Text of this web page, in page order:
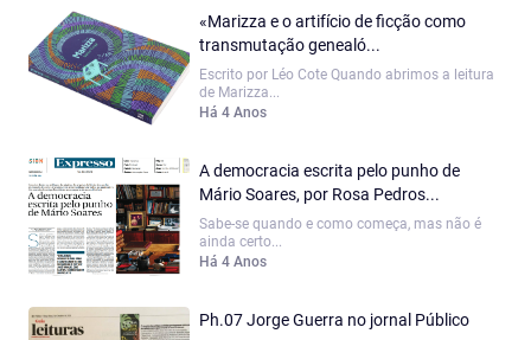
«Marizza e o artifício de ficção como
transmutação genealó...
Escrito por Léo Cote Quando abrimos a leitura
de Marizza...
Há 4 Anos
A democracia escrita pelo punho de
Mário Soares, por Rosa Pedros...
Sabe-se quando e como começa, mas não é
ainda certo...
Há 4 Anos
Ph.07 Jorge Guerra no jornal Público